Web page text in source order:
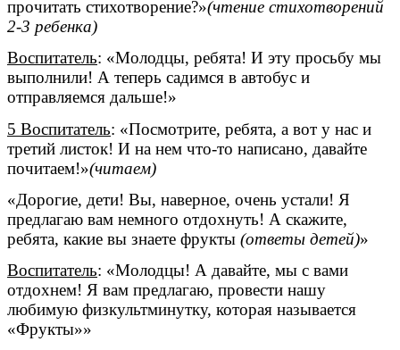
прочитать стихотворение?»(чтение стихотворений
2-3 ребенка)
Воспитатель: «Молодцы, ребята! И эту просьбу мы
выполнили! А теперь садимся в автобус и
отправляемся дальше!»
5 Воспитатель: «Посмотрите, ребята, а вот у нас и
третий листок! И на нем что-то написано, давайте
почитаем!»(читаем)
«Дорогие, дети! Вы, наверное, очень устали! Я
предлагаю вам немного отдохнуть! А скажите,
ребята, какие вы знаете фрукты (ответы детей)»
Воспитатель: «Молодцы! А давайте, мы с вами
отдохнем! Я вам предлагаю, провести нашу
любимую физкультминутку, которая называется
«Фрукты»»